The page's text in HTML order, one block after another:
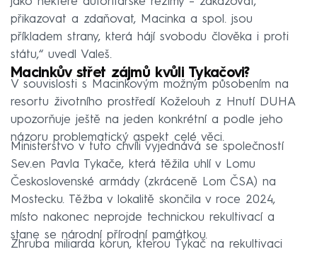
přikazovat a zdaňovat, Macinka a spol. jsou
příkladem strany, která hájí svobodu člověka i proti
státu,“ uvedl Valeš.
Macinkův střet zájmů kvůli Tykačovi?
V souvislosti s Macinkovým možným působením na
resortu životního prostředí Koželouh z Hnutí DUHA
upozorňuje ještě na jeden konkrétní a podle jeho
názoru problematický aspekt celé věci.
Ministerstvo v tuto chvíli vyjednává se společností
Sev.en Pavla Tykače, která těžila uhlí v Lomu
Československé armády (zkráceně Lom ČSA) na
Mostecku. Těžba v lokalitě skončila v roce 2024,
místo nakonec neprojde technickou rekultivací a
stane se národní přírodní památkou.
Zhruba miliarda korun, kterou Tykač na rekultivaci